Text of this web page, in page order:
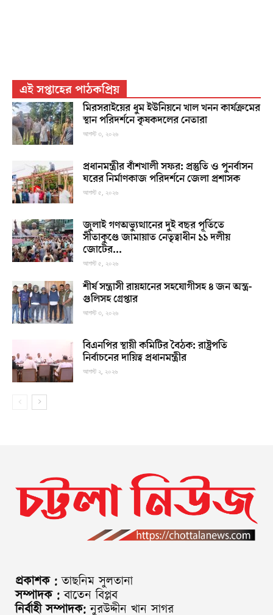
এই সপ্তাহের পাঠকপ্রিয়
মিরসরাইয়ের ধুম ইউনিয়নে খাল খনন কার্যক্রমের
স্থান পরিদর্শনে কৃষকদলের নেতারা
আগস্ট ৩, ২০২৬
প্রধানমন্ত্রীর বাঁশখালী সফর: প্রস্তুতি ও পুনর্বাসন
ঘরের নির্মাণকাজ পরিদর্শনে জেলা প্রশাসক
আগস্ট ৫, ২০২৬
জুলাই গণঅভ্যুত্থানের দুই বছর পূর্তিতে
সীতাকুণ্ডে জামায়াত নেতৃত্বাধীন ১১ দলীয়
জোটের...
আগস্ট ৫, ২০২৬
শীর্ষ সন্ত্রাসী রায়হানের সহযোগীসহ ৪ জন অস্ত্র-
গুলিসহ গ্রেপ্তার
আগস্ট ৩, ২০২৬
বিএনপির স্থায়ী কমিটির বৈঠক: রাষ্ট্রপতি
নির্বাচনের দায়িত্ব প্রধানমন্ত্রীর
আগস্ট ২, ২০২৬
প্রকাশক : তাছনিম সুলতানা
সম্পাদক : বাতেন বিপ্লব
নির্বাহী সম্পাদক: নুরউদ্দীন খান সাগর